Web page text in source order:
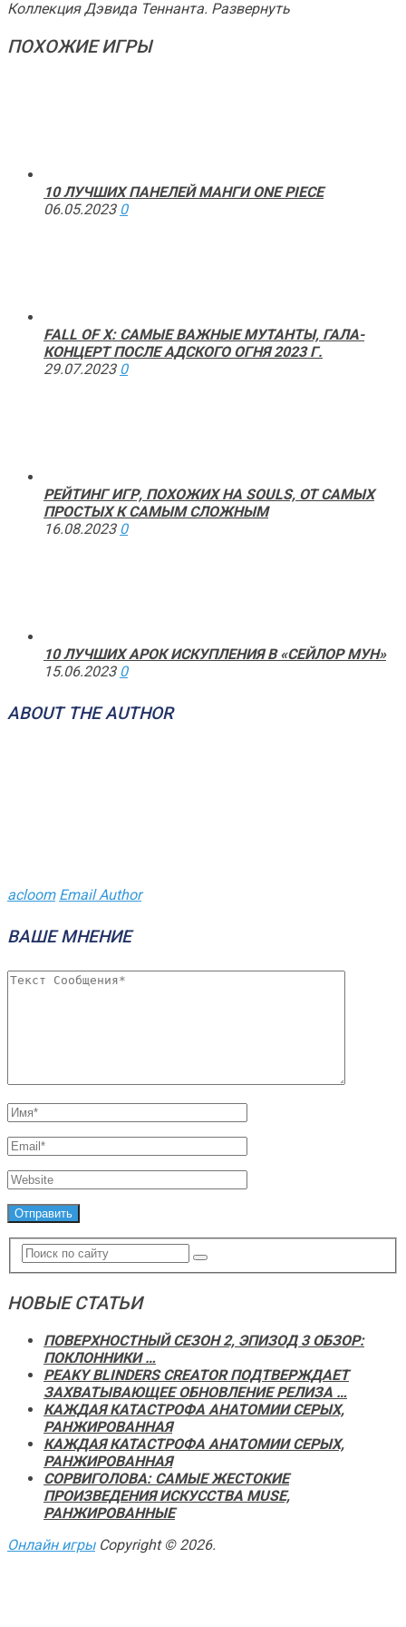
Коллекция Дэвида Теннанта. Развернуть
ПОХОЖИЕ ИГРЫ
10 ЛУЧШИХ ПАНЕЛЕЙ МАНГИ ONE PIECE
06.05.2023 0
FALL OF X: САМЫЕ ВАЖНЫЕ МУТАНТЫ, ГАЛА-
КОНЦЕРТ ПОСЛЕ АДСКОГО ОГНЯ 2023 Г.
29.07.2023 0
РЕЙТИНГ ИГР, ПОХОЖИХ НА SOULS, ОТ САМЫХ
ПРОСТЫХ К САМЫМ СЛОЖНЫМ
16.08.2023 0
10 ЛУЧШИХ АРОК ИСКУПЛЕНИЯ В «СЕЙЛОР МУН»
15.06.2023 0
ABOUT THE AUTHOR
acloom Email Author
ВАШЕ МНЕНИЕ
НОВЫЕ СТАТЬИ
ПОВЕРХНОСТНЫЙ СЕЗОН 2, ЭПИЗОД 3 ОБЗОР:
ПОКЛОННИКИ …
PEAKY BLINDERS CREATOR ПОДТВЕРЖДАЕТ
ЗАХВАТЫВАЮЩЕЕ ОБНОВЛЕНИЕ РЕЛИЗА …
КАЖДАЯ КАТАСТРОФА АНАТОМИИ СЕРЫХ,
РАНЖИРОВАННАЯ
КАЖДАЯ КАТАСТРОФА АНАТОМИИ СЕРЫХ,
РАНЖИРОВАННАЯ
СОРВИГОЛОВА: САМЫЕ ЖЕСТОКИЕ
ПРОИЗВЕДЕНИЯ ИСКУССТВА MUSE,
РАНЖИРОВАННЫЕ
Онлайн игрыCopyright © 2026.